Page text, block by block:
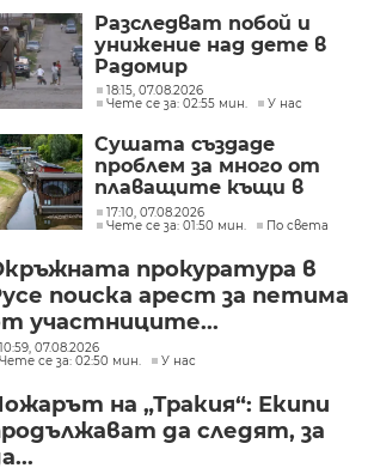
Разследват побой и
унижение над дете в
Радомир
18:15, 07.08.2026
Чете се за: 02:55 мин.
У нас
Сушата създаде
проблем за много от
плаващите къщи в
Нидерландия
17:10, 07.08.2026
Чете се за: 01:50 мин.
По света
прокуратура в
поиска арест за петима
участниците...
10:59, 07.08.2026
Чете се за: 02:50 мин.
У нас
на „Тракия“: Екипи
да следят, за